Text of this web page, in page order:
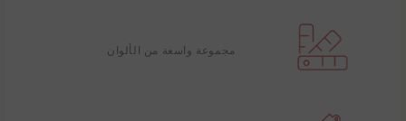
مجموعة واسعة من الألوان